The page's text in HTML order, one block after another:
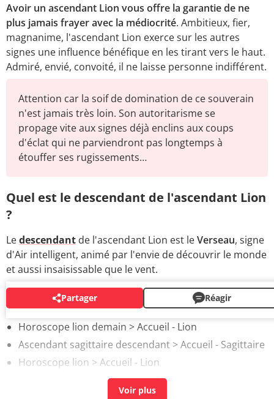
Avoir un ascendant Lion vous offre la garantie de ne
plus jamais frayer avec la médiocrité. Ambitieux, fier,
magnanime, l'ascendant Lion exerce sur les autres
signes une influence bénéfique en les tirant vers le haut.
Admiré, envié, convoité, il ne laisse personne indifférent.
Attention car la soif de domination de ce souverain
n'est jamais très loin. Son autoritarisme se
propage vite aux signes déjà enclins aux coups
d'éclat qui ne parviendront pas longtemps à
étouffer ses rugissements…
Quel est le descendant de l'ascendant Lion
?
Ledescendant de l'ascendant Lion est leVerseau, signe
d'Air intelligent, animé par l'envie de découvrir le monde
et aussi insaisissable que le vent.
Partager Réagir
AUTOUR DU MÊME SUJET
Horoscope lion demain > Accueil - Lion
Ascendant sagittaire descendant > Accueil - Sagittaire
Horoscope lion > Accueil - Lion
Ascendant cancer descendant> Accueil - Cancer